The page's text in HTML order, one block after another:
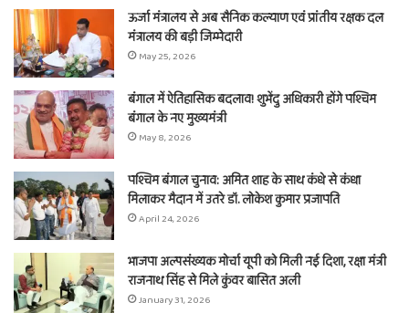
ऊर्जा मंत्रालय से अब सैनिक कल्याण एवं प्रांतीय रक्षक दल
मंत्रालय की बड़ी जिम्मेदारी
May 25, 2026
बंगाल में ऐतिहासिक बदलाव! शुभेंदु अधिकारी होंगे पश्चिम
बंगाल के नए मुख्यमंत्री
May 8, 2026
पश्चिम बंगाल चुनाव: अमित शाह के साथ कंधे से कंधा
मिलाकर मैदान में उतरे डॉ. लोकेश कुमार प्रजापति
April 24, 2026
भाजपा अल्पसंख्यक मोर्चा यूपी को मिली नई दिशा, रक्षा मंत्री
राजनाथ सिंह से मिले कुंवर बासित अली
January 31, 2026